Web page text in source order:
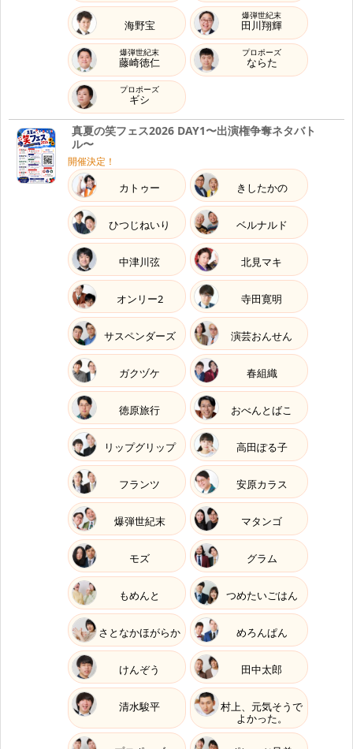
SBSラジオ 『サスペンダーズのモープッシュ！！
9.13 Sun
23:30
23:30～24:00
SBSラジオ 『サスペンダーズのモープッシュ！！』
2026 9.20 Sun
23:30～24:00
SBSラジオ 『サスペンダーズのモープッシュ！！
9.27 Sun
23:30～24:00
SBSラジオ 『サスペンダーズのモープッシュ！！
海野宝
爆弾世紀末
田川翔輝
爆弾世紀末
藤崎徳仁
プロポーズ
ならた
プロポーズ
ギシ
真夏の笑フェス2026 DAY1〜出演権争奪ネタバト
ル〜
開催決定！
カトゥー きしたかの
ひつじねいり ベルナルド
中津川弦 北見マキ
オンリー2 寺田寛明
サスペンダーズ 演芸おんせん
ガクヅケ 春組織
徳原旅行 おべんとばこ
リップグリップ 高田ぽる子
フランツ 安原カラス
爆弾世紀末 マタンゴ
モズ グラム
もめんと つめたいごはん
さとなかほがらか めろんぱん
けんぞう 田中太郎
清水駿平
村上、元気そうで
よかった。